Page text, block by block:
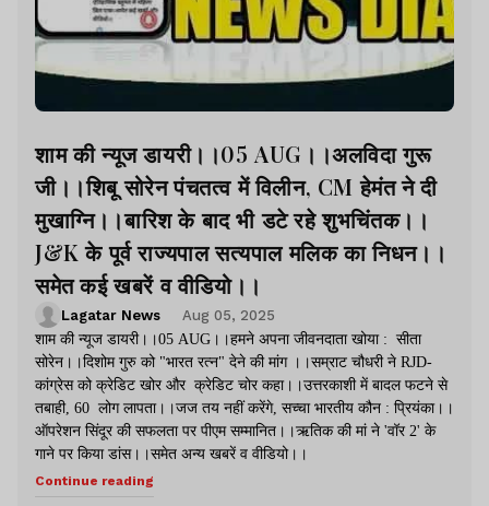
शाम की न्यूज डायरी।।05 AUG।।अलविदा गुरू
जी।।शिबू सोरेन पंचतत्व में विलीन, CM हेमंत ने दी
मुखाग्नि।।बारिश के बाद भी डटे रहे शुभचिंतक।।
J&K के पूर्व राज्यपाल सत्यपाल मलिक का निधन।।
समेत कई खबरें व वीडियो।।
Lagatar News
Aug 05, 2025
शाम की न्यूज डायरी।।05 AUG।।हमने अपना जीवनदाता खोया : सीता
सोरेन।।दिशोम गुरु को "भारत रत्न" देने की मांग ।।सम्राट चौधरी ने RJD-
कांग्रेस को क्रेडिट खोर और क्रेडिट चोर कहा।।उत्तरकाशी में बादल फटने से
तबाही, 60 लोग लापता।।जज तय नहीं करेंगे, सच्चा भारतीय कौन : प्रियंका।।
ऑपरेशन सिंदूर की सफलता पर पीएम सम्मानित।।ऋतिक की मां ने 'वॉर 2' के
गाने पर किया डांस।।समेत अन्य खबरें व वीडियो।।
Continue reading